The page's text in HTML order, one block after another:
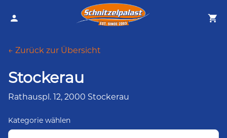
← Zurück zur Übersicht
Stockerau
Rathauspl. 12, 2000 Stockerau
Kategorie wählen